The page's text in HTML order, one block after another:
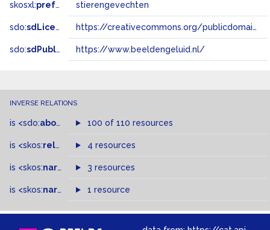
skosxl:prefLabel stierengevechten
sdo:sdLicense https://creativecommons.org/publicdomain/zero/1.0/
sdo:sdPublisher https://www.beeldengeluid.nl/
INVERSE RELATIONS
is <sdo:about of 100 of 110 resources
is <skos:related > of4 resources
is <skos:narrowMatch >of
3 resources
is <skos:narrower >of
1 resource